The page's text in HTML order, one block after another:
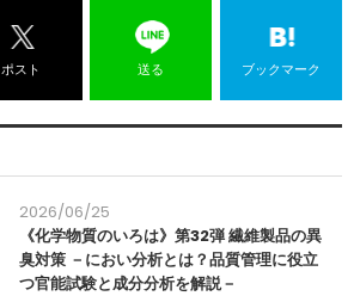
ポスト 送る ブックマーク
2026/06/25
《化学物質のいろは》第32弾 繊維製品の異
臭対策 －におい分析とは？品質管理に役立
つ官能試験と成分分析を解説－